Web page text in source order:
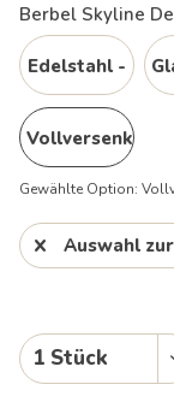
Berbel Skyline
Edelstahl -
Deckenkonsole
Gewählte Option:
Auswahl